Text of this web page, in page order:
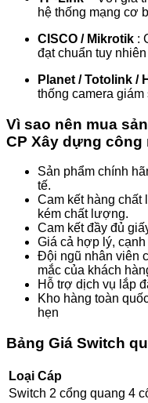
hệ thống mạng cơ
CISCO / Mikrotik :
đạt chuẩn tuy
Planet / Totolink /
thống camera giám
Vì sao nên mua
CP Xây dựng công
Sản phẩm chính
tế.
Cam kết hàng chất
kém chất lượng.
Cam kết đầy đủ
Giá cả hợp lý,
Đội ngũ nhân viên
mắc của khách
Hỗ trợ dịch vụ lắp
Kho hàng toàn
hẹn
Bảng Giá Switch
Loại Cáp
Switch 2 cổng quang 4